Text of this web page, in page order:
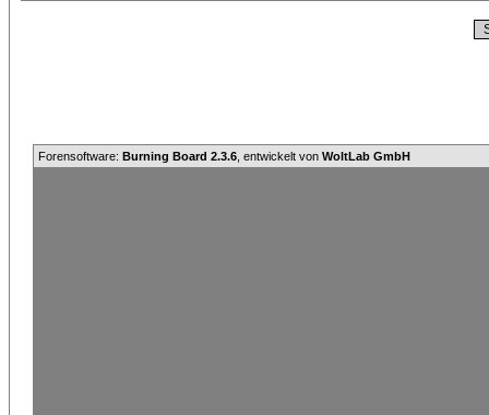
Forensoftware: Burning Board 2.3.6 , entwickelt von WoltLab GmbH